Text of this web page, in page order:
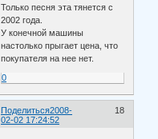
Только песня эта тянется с
2002 года.
У конечной машины
настолько прыгает цена, что
покупателя на нее нет.
0
Поделиться 18
2008-
02-02 17:24:52